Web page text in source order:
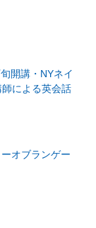
開講・NYネイ
による英会話
オブランゲー